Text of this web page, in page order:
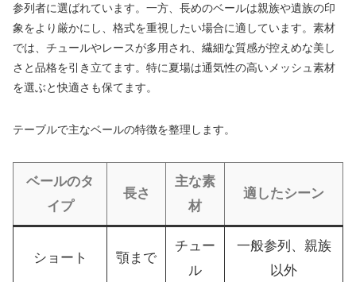
参列者に選ばれています。一方、長めのベールは親族や遺族の印
象をより厳かにし、格式を重視したい場合に適しています。素材
では、チュールやレースが多用され、繊細な質感が控えめな美し
さと品格を引き立てます。特に夏場は通気性の高いメッシュ素材
を選ぶと快適さも保てます。
テーブルで主なベールの特徴を整理します。
ベールのタ
イプ
長さ
主な素
材
適したシーン
ショート 顎まで
チュー
ル
一般参列、親族
以外